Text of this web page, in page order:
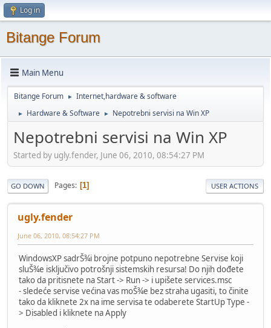
Log in
Bitange Forum
Main Menu
Bitange Forum ► Internet,hardware & software
► Hardware & Software ► Nepotrebni servisi na Win XP
Nepotrebni servisi na Win XP
Started by ugly.fender, June 06, 2010, 08:54:27 PM
GO DOWN Pages 1 USER ACTIONS
ugly.fender
June 06, 2010, 08:54:27 PM
WindowsXP sadrŠ¾i brojne potpuno nepotrebne Servise koji
sluŠ¾e isključivo potrošnji sistemskih resursa! Do njih dođete
tako da pritisnete na Start -> Run -> i upišete services.msc
- sledeće servise većina vas moŠ¾e bez straha ugasiti, to činite
tako da kliknete 2x na ime servisa te odaberete StartUp Type -
> Disabled i kliknete na Apply